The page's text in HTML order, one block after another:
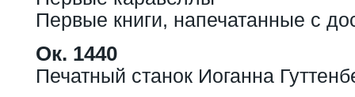
Первые книги, напечатанные с
Ок. 1440
Печатный станок Иоганна